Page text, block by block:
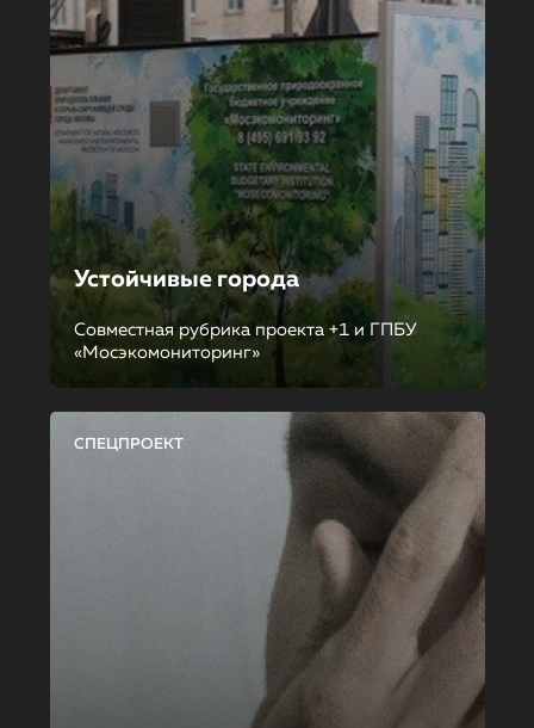
Устойчивые города
Совместная рубрика проекта +1 и ГПБУ
«Мосэкомониторинг»
СПЕЦПРОЕКТ